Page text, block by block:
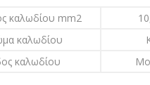
καλωδίου mm2
καλωδίου
καλωδίου